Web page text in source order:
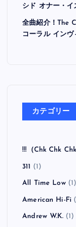
シド オナー・イ
全曲紹介！The
コーラル インヴ
カテゴリー
!!!（Chk Chk Chk
311 (1)
All Time Low(1)
American Hi-Fi
Andrew W.K. (1)